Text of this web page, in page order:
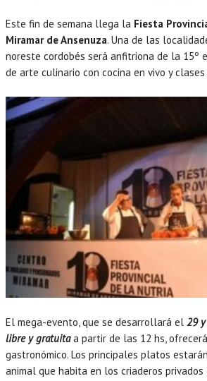
Este fin de semana llega la Fiesta
Miramar de Ansenuza. Una de las
noreste cordobés será anfitriona de la 15º
de arte culinario con cocina en vivo y
El mega-evento, que se desarrollará el 29
libre y gratuitaa partir de las 12 hs,
gastronómico. Los principales platos
animal que habita en los criaderos privados